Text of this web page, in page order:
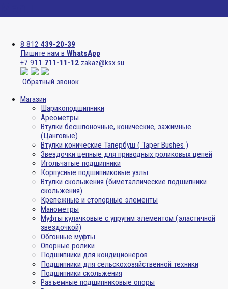
8 812 439-20-39
Пишите нам в WhatsApp
+7 911 711-11-12 zakaz@ksx.su
Обратный звонок
Магазин
Шарикоподшипники
Ареометры
Втулки бесшпоночные, конические, зажимные
(Цанговые)
Втулки конические Тапербуш ( Taper Bushes )
Звездочки цепные для приводных роликовых цепей
Игольчатые подшипники
Корпусные подшипниковые узлы
Втулки скольжения (биметаллические подшипники
скольжения)
Крепежные и стопорные элементы
Манометры
Муфты кулачковые с упругим элементом (эластичной
звездочкой)
Обгонные муфты
Опорные ролики
Подшипники для кондиционеров
Подшипники для сельскохозяйственной техники
Подшипники скольжения
Разъемные подшипниковые опоры